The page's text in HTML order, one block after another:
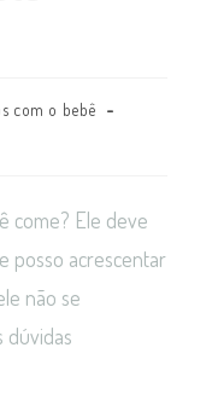
com o bebê
come? Ele deve
posso acrescentar
não se
dúvidas